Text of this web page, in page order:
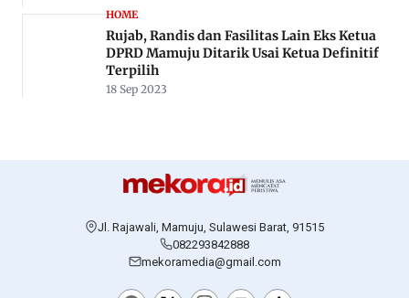
PERISTIWA
Tenggak Miras Oplosan, Empat Pemuda di
Mamuju Tewas, 12 Lainnya Kritis
20 Sep 2025
27 Apr 2026
Agunan 7,5 Hektar Melayang, Debitur BNI
Mamuju Mengaku Dirugikan
13 Des 2024